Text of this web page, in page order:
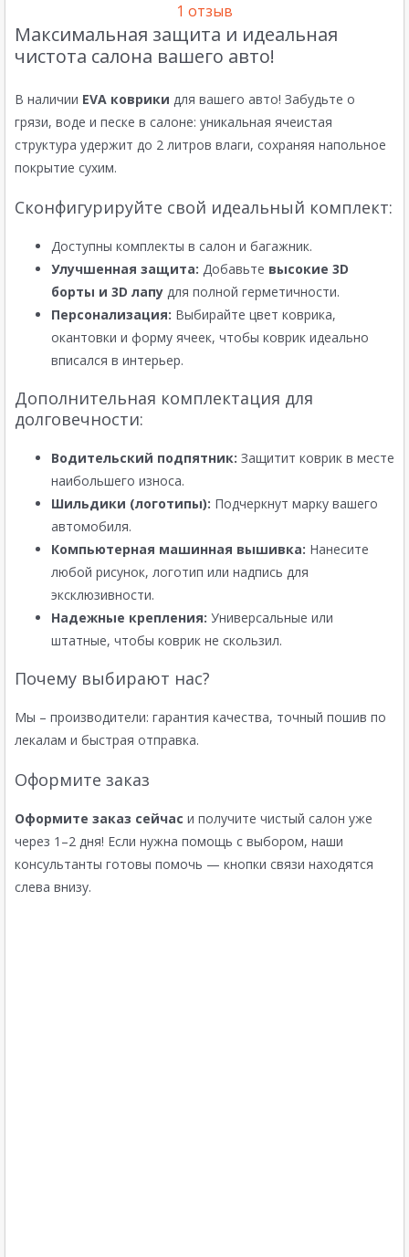
1 отзыв
Максимальная защита и идеальная
чистота салона вашего авто!
В наличии EVA коврики для вашего авто! Забудьте о
грязи, воде и песке в салоне: уникальная ячеистая
структура удержит до 2 литров влаги, сохраняя напольное
покрытие сухим.
Сконфигурируйте свой идеальный комплект:
Доступны комплекты в салон и багажник.
Улучшенная защита: Добавьте высокие 3D
борты и 3D лапу для полной герметичности.
Персонализация: Выбирайте цвет коврика,
окантовки и форму ячеек, чтобы коврик идеально
вписался в интерьер.
Дополнительная комплектация для
долговечности:
Водительский подпятник: Защитит коврик в месте
наибольшего износа.
Шильдики (логотипы): Подчеркнут марку вашего
автомобиля.
Компьютерная машинная вышивка: Нанесите
любой рисунок, логотип или надпись для
эксклюзивности.
Надежные крепления: Универсальные или
штатные, чтобы коврик не скользил.
Почему выбирают нас?
Мы – производители: гарантия качества, точный пошив по
лекалам и быстрая отправка.
Оформите заказ
Оформите заказ сейчас и получите чистый салон уже
через 1–2 дня! Если нужна помощь с выбором, наши
консультанты готовы помочь — кнопки связи находятся
слева внизу.